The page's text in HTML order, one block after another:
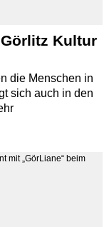
Kultur
die Menschen in
sich auch in den